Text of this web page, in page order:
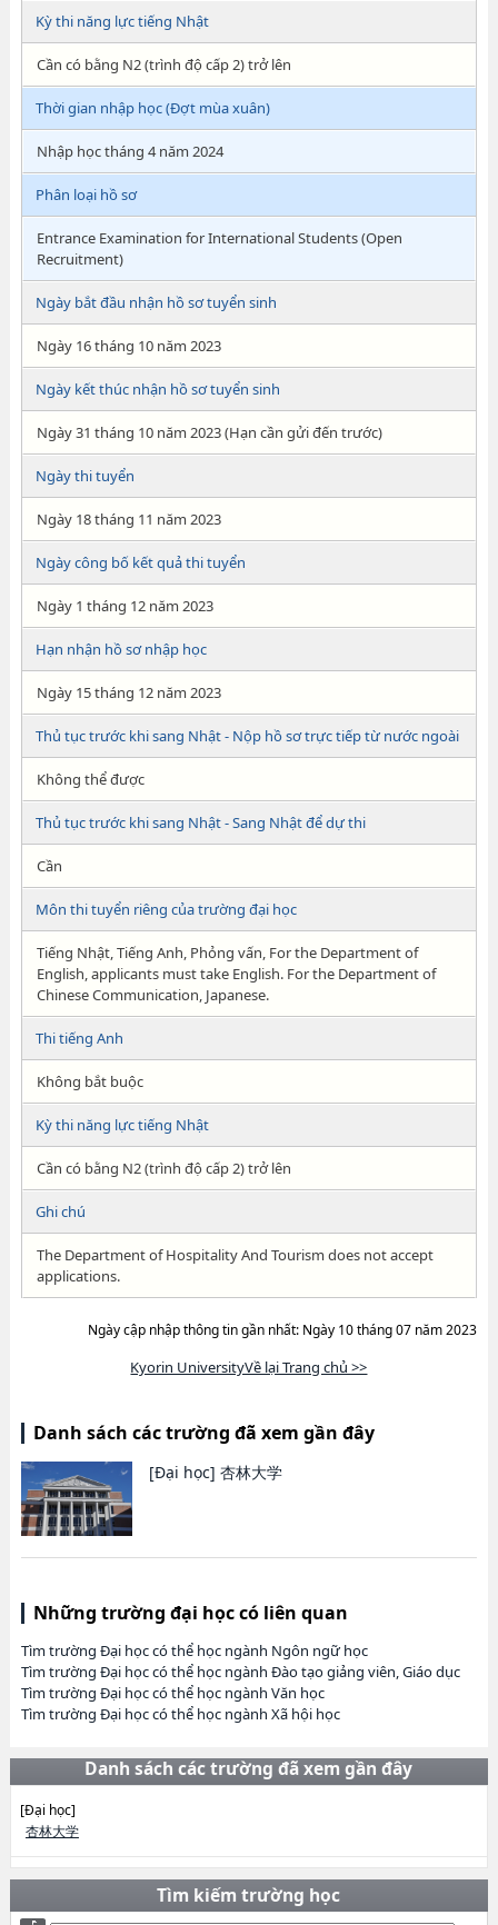
Kỳ thi năng lực tiếng Nhật
Cần có bằng N2 (trình độ cấp 2) trở lên
Thời gian nhập học (Đợt mùa xuân)
Nhập học tháng 4 năm 2024
Phân loại hồ sơ
Entrance Examination for International Students (Open
Recruitment)
Ngày bắt đầu nhận hồ sơ tuyển sinh
Ngày 16 tháng 10 năm 2023
Ngày kết thúc nhận hồ sơ tuyển sinh
Ngày 31 tháng 10 năm 2023 (Hạn cần gửi đến trước)
Ngày thi tuyển
Ngày 18 tháng 11 năm 2023
Ngày công bố kết quả thi tuyển
Ngày 1 tháng 12 năm 2023
Hạn nhận hồ sơ nhập học
Ngày 15 tháng 12 năm 2023
Thủ tục trước khi sang Nhật - Nộp hồ sơ trực tiếp từ nước ngoài
Không thể được
Thủ tục trước khi sang Nhật - Sang Nhật để dự thi
Cần
Môn thi tuyển riêng của trường đại học
Tiếng Nhật, Tiếng Anh, Phỏng vấn, For the Department of
English, applicants must take English. For the Department of
Chinese Communication, Japanese.
Thi tiếng Anh
Không bắt buộc
Kỳ thi năng lực tiếng Nhật
Cần có bằng N2 (trình độ cấp 2) trở lên
Ghi chú
The Department of Hospitality And Tourism does not accept
applications.
Ngày cập nhập thông tin gần nhất: Ngày 10 tháng 07 năm 2023
Kyorin UniversityVề lại Trang chủ >>
Danh sách các trường đã xem gần đây
[Đại học] 杏林大学
Những trường đại học có liên quan
Tìm trường Đại học có thể học ngành Ngôn ngữ học
Tìm trường Đại học có thể học ngành Đào tạo giảng viên, Giáo dục
Tìm trường Đại học có thể học ngành Văn học
Tìm trường Đại học có thể học ngành Xã hội học
Danh sách các trường đã xem gần đây
[Đại học]
杏林大学
Tìm kiếm trường học